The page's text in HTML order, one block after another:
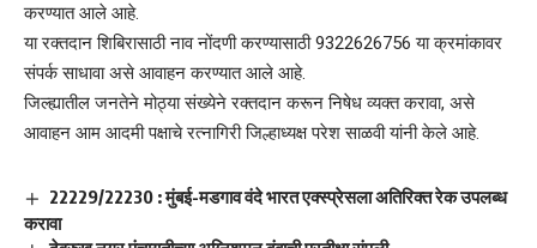
करण्यात आले आहे.
या रक्तदान शिबिरासाठी नाव नोंदणी करण्यासाठी 9322626756 या क्रमांकावर
संपर्क साधावा असे आवाहन करण्यात आले आहे.
जिल्ह्यातील जनतेने मोठ्या संख्येने रक्तदान करून निषेध व्यक्त करावा, असे
आवाहन आम आदमी पक्षाचे रत्नागिरी जिल्हाध्यक्ष परेश साळवी यांनी केले आहे.
22229/22230 : मुंबई-मडगाव वंदे भारत एक्स्प्रेसला अतिरिक्त रेक उपलब्ध
करावा